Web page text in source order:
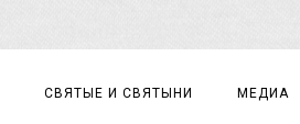
СВЯТЫЕ И СВЯТЫНИ МЕДИА